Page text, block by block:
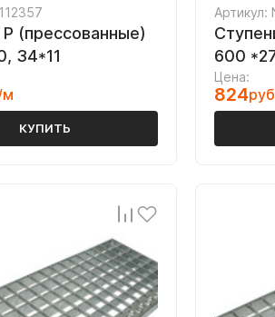
(прессованные)
34*11
м
КУПИТЬ
Артикул:
600
Цена:
824